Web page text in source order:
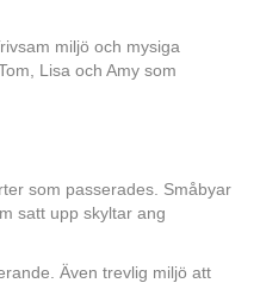
miljö och mysiga
Lisa och Amy som
som passerades. Småbyar
satt upp skyltar ang
Även trevlig miljö att